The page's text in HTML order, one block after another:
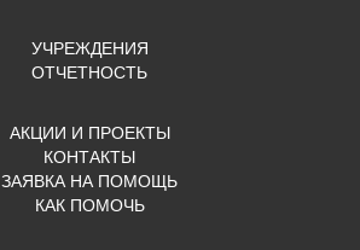
УЧРЕЖДЕНИЯ
ОТЧЕТНОСТЬ
АКЦИИ И ПРОЕКТЫ
КОНТАКТЫ
ЗАЯВКА НА ПОМОЩЬ
КАК ПОМОЧЬ